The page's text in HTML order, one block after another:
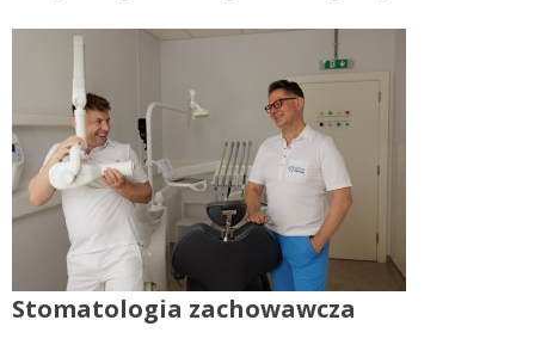
Stomatologia zachowawcza